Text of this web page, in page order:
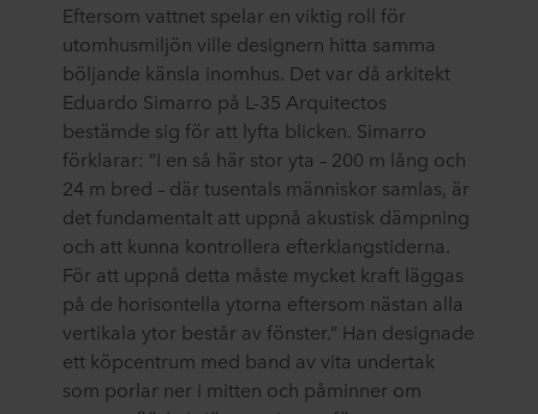
Eftersom vattnet spelar en viktig roll för
utomhusmiljön ville designern hitta samma
böljande känsla inomhus. Det var då arkitekt
Eduardo Simarro på L-35 Arquitectos
bestämde sig för att lyfta blicken. Simarro
förklarar: ”I en så här stor yta – 200 m lång och
24 m bred – där tusentals människor samlas, är
det fundamentalt att uppnå akustisk dämpning
och att kunna kontrollera efterklangstiderna.
För att uppnå detta måste mycket kraft läggas
på de horisontella ytorna eftersom nästan alla
vertikala ytor består av fönster.” Han designade
ett köpcentrum med band av vita undertak
som porlar ner i mitten och påminner om